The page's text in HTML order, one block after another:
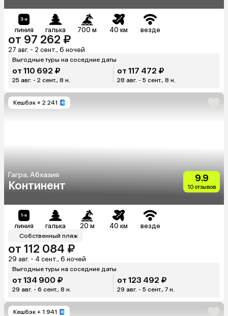
линия галька 700 м 40 км везде
от 97 262 ₽
27 авг. - 2 сент., 6 ночей
Выгодные туры на соседние даты
от 110 692 ₽
25 авг. - 2 сент., 8 н.
от 117 472 ₽
28 авг. - 5 сент., 8 н.
Кешбэк + 2 241
Гагра, Абхазия
Континент
9.9
10 отзывов
линия галька 20 м 40 км везде
Собственный пляж
от 112 084 ₽
29 авг. - 4 сент., 6 ночей
Выгодные туры на соседние даты
от 134 900 ₽
29 авг. - 6 сент., 8 н.
от 123 492 ₽
29 авг. - 5 сент., 7 н.
Кешбэк + 1 941